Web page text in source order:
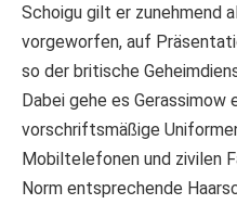
Schoigu gilt er zunehmend
vorgeworfen, auf
so der britische
Dabei gehe es Gerassimow
vorschriftsmäßige
Mobiltelefonen und zivilen
Norm entsprechende